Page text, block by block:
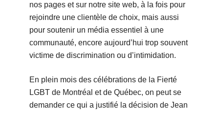
nos pages et sur notre site web, à la fois pour
rejoindre une clientèle de choix, mais aussi
pour soutenir un média essentiel à une
communauté, encore aujourd’hui trop souvent
victime de discrimination ou d’intimidation.
En plein mois des célébrations de la Fierté
LGBT de Montréal et de Québec, on peut se
demander ce qui a justifié la décision de Jean